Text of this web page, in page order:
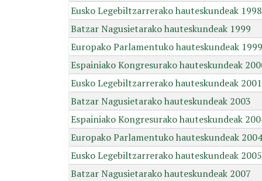
Eusko Legebiltzarrerako hauteskundeak 1998
Batzar Nagusietarako hauteskundeak 1999
Europako Parlamentuko hauteskundeak 1999
Espainiako Kongresurako hauteskundeak
Eusko Legebiltzarrerako hauteskundeak 2001
Batzar Nagusietarako hauteskundeak 2003
Espainiako Kongresurako hauteskundeak
Europako Parlamentuko hauteskundeak 2004
Eusko Legebiltzarrerako hauteskundeak 2005
Batzar Nagusietarako hauteskundeak 2007